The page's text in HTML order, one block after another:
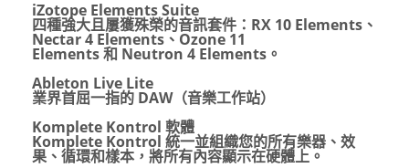
iZotope Elements Suite
四種強大且屢獲殊榮的音訊套件： RX 10 Elements 、
Nectar 4 Elements 、 Ozone 11
Elements和 Neutron 4 Elements 。
Ableton Live Lite
業界首屈一指的 DAW（音樂工作站）
Komplete Kontrol 軟體
Komplete Kontrol 統一並組織您的所有樂器、效
果、循環和樣本，將所有內容顯示在硬體上。